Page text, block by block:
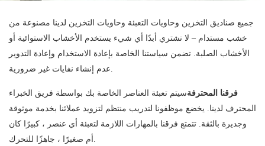
جميع صناديق التخزين وحاويات التعبئة وحاويات التخزين لدينا مصنوعة من
خشب مستدام – لا نشتري أبدًا أي شيء يستخدم الأخشاب الاستوائية أو
الأخشاب الصلبة. تضمن سياستنا الخاصة بإعادة الاستخدام وإعادة التدوير
فرقنا المحترفةسيتم تعبئة العناصر الخاصة بك بواسطة فريق الخبراء
المحترف لدينا. يخضع موظفونا لتدريب منتظم لتزويد عملائنا بخدمة موثوقة
وجديرة بالثقة. تتمتع فرقنا بالمهارات اللازمة لتعبئة أي عنصر ، كبيرًا كان